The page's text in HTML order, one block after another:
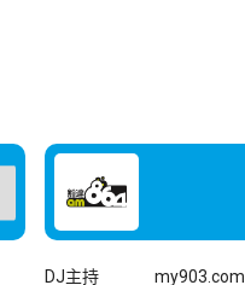
DJ主持 my903.com